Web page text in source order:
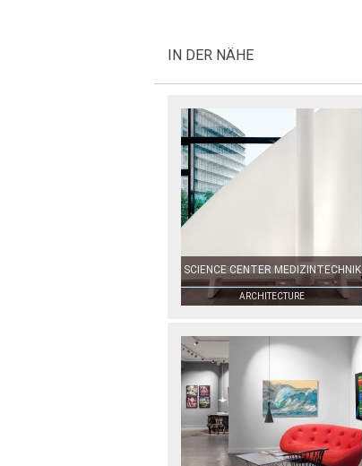
IN DER NÄHE
SCIENCE CENTER MEDIZINTECHNIK
ARCHITECTURE